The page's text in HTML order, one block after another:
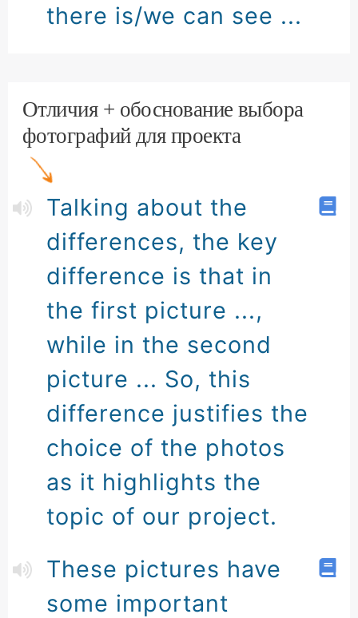
there is/we can see ...
Отличия + обоснование выбора
фотографий для проекта
Talking about the
differences, the key
difference is that in
the first picture ...,
while in the second
picture ... So, this
difference justifies the
choice of the photos
as it highlights the
topic of our project.
These pictures have
some important